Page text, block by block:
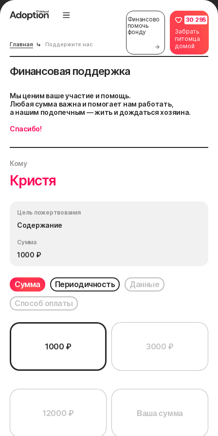
Финансово
помочь
фонду
30 295
Забрать
питомца
домой
Главная Поддержите нас
Финансовая поддержка
Мы ценим ваше участие и помощь.
Любая сумма важна и помогает нам работать,
а нашим подопечным — жить и дождаться хозяина.
Спасибо!
Кому
Кристя
Цель пожертвования
Содержание
Сумма
1000 ₽
Сумма Периодичность
Данные
Способ оплаты
1000 ₽ 3000 ₽
12000 ₽